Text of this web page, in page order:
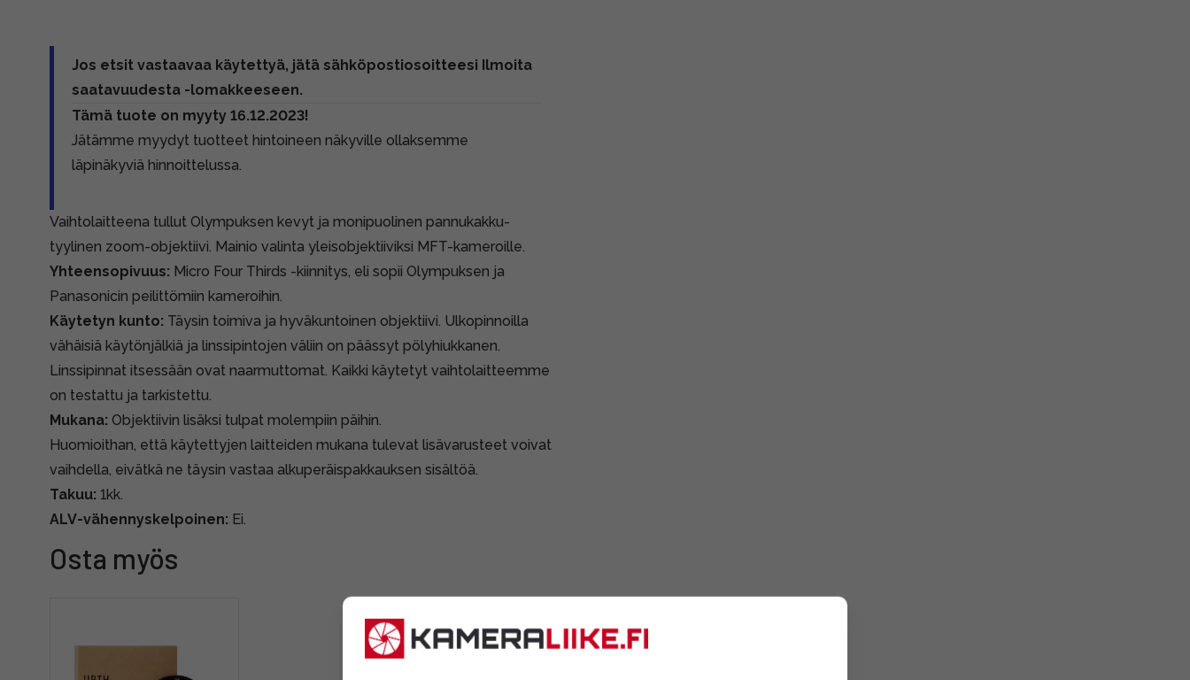
Jos etsit vastaavaa käytettyä, jätä sähköpostiosoitteesi Ilmoita
saatavuudesta -lomakkeeseen.
Tämä tuote on myyty 16.12.2023!
Jätämme myydyt tuotteet hintoineen näkyville ollaksemme
läpinäkyviä hinnoittelussa.
Vaihtolaitteena tullut Olympuksen kevyt ja monipuolinen pannukakku-
tyylinen zoom-objektiivi. Mainio valinta yleisobjektiiviksi MFT-kameroille.
Yhteensopivuus: Micro Four Thirds -kiinnitys, eli sopii Olympuksen ja
Panasonicin peilittömiin kameroihin.
Käytetyn kunto: Täysin toimiva ja hyväkuntoinen objektiivi. Ulkopinnoilla
vähäisiä käytönjälkiä ja linssipintojen väliin on päässyt pölyhiukkanen.
Linssipinnat itsessään ovat naarmuttomat. Kaikki käytetyt vaihtolaitteemme
on testattu ja tarkistettu.
Mukana: Objektiivin lisäksi tulpat molempiin päihin.
Huomioithan, että käytettyjen laitteiden mukana tulevat lisävarusteet voivat
vaihdella, eivätkä ne täysin vastaa alkuperäispakkauksen sisältöä.
Takuu: 1kk.
ALV-vähennyskelpoinen: Ei.
Osta myös